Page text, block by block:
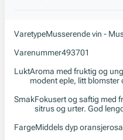
VaretypeMusserende vin -
Varenummer493701
LuktAroma med fruktig og
modent eple, litt blomster
SmakFokusert og saftig med
sitrus og urter. God
FargeMiddels dyp